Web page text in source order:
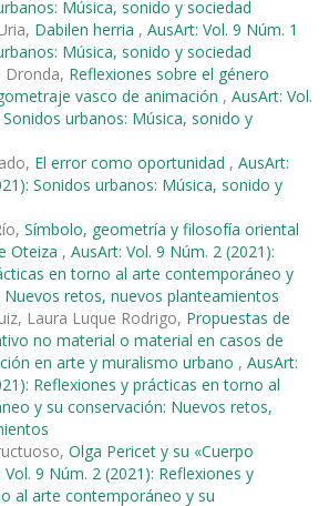
Música, sonido y sociedad
Dabilen herria , AusArt: Vol. 9 Núm. 1
Música, sonido y sociedad
Dronda, Reflexiones sobre el género
vasco de animación , AusArt: Vol.
urbanos: Música, sonido y
El error como oportunidad , AusArt:
Sonidos urbanos: Música, sonido y
Símbolo, geometría y filosofía oriental
Oteiza , AusArt: Vol. 9 Núm. 2 (2021):
en torno al arte contemporáneo y
Nuevos retos, nuevos planteamientos
Laura Luque Rodrigo, Propuestas de
no material o material en casos de
en arte y muralismo urbano , AusArt:
Reflexiones y prácticas en torno al
y su conservación: Nuevos retos,
Olga Pericet y su «Cuerpo
Vol. 9 Núm. 2 (2021): Reflexiones y
al arte contemporáneo y su